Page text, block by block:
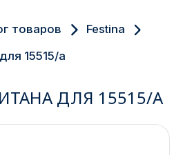
товаров
Festina
15515/a
ДЛЯ 15515/A